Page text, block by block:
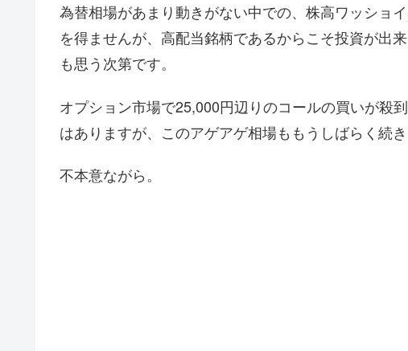
為替相場があまり動きがない中での、株高ワッショ
を得ませんが、高配当銘柄であるからこそ投資が出
も思う次第です。
オプション市場で25,000円辺りのコールの買いが
はありますが、このアゲアゲ相場ももうしばらく続き
不本意ながら。